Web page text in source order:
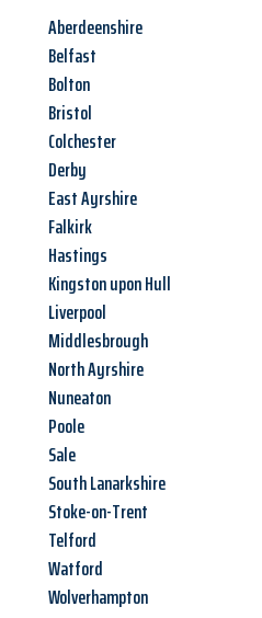
Aberdeenshire
Belfast
Bolton
Bristol
Colchester
Derby
East Ayrshire
Falkirk
Hastings
Kingston upon Hull
Liverpool
Middlesbrough
North Ayrshire
Nuneaton
Poole
Sale
South Lanarkshire
Stoke-on-Trent
Telford
Watford
Wolverhampton